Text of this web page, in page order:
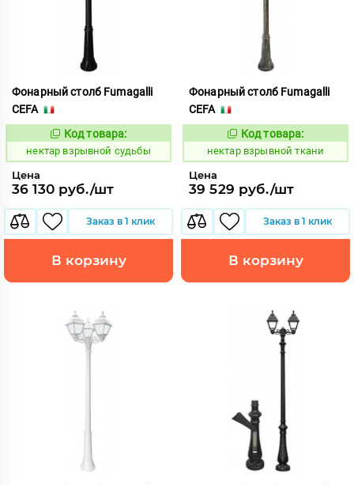
Фонарный столб Fumagalli
CEFA
Код:
1126849
Код товара:
нектар взрывной судьбы
Цена
36 130 руб./шт
Заказ в 1 клик
В корзину
Фонарный столб Fumagalli
CEFA
Код:
1126855
Код товара:
нектар взрывной ткани
Цена
39 529 руб./шт
Заказ в 1 клик
В корзину